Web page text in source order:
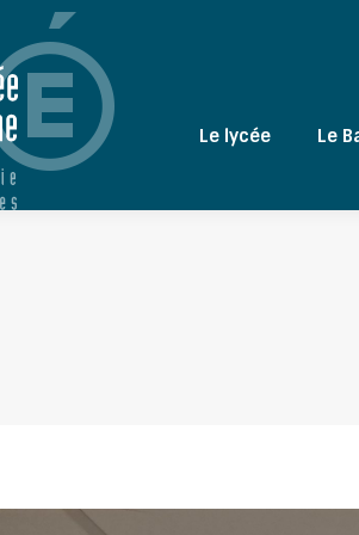
Le lycée Le